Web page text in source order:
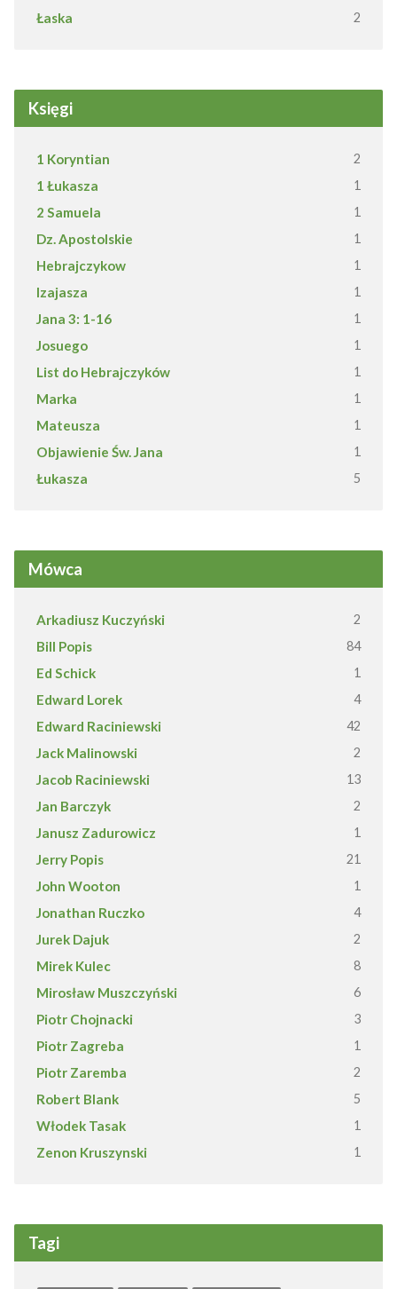
Łaska 2
Księgi
1 Koryntian 2
1 Łukasza 1
2 Samuela 1
Dz. Apostolskie 1
Hebrajczykow 1
Izajasza 1
Jana 3: 1-16 1
Josuego 1
List do Hebrajczyków 1
Marka 1
Mateusza 1
Objawienie Św. Jana 1
Łukasza 5
Mówca
Arkadiusz Kuczyński 2
Bill Popis 84
Ed Schick 1
Edward Lorek 4
Edward Raciniewski 42
Jack Malinowski 2
Jacob Raciniewski 13
Jan Barczyk 2
Janusz Zadurowicz 1
Jerry Popis 21
John Wooton 1
Jonathan Ruczko 4
Jurek Dajuk 2
Mirek Kulec 8
Mirosław Muszczyński 6
Piotr Chojnacki 3
Piotr Zagreba 1
Piotr Zaremba 2
Robert Blank 5
Włodek Tasak 1
Zenon Kruszynski 1
Tagi